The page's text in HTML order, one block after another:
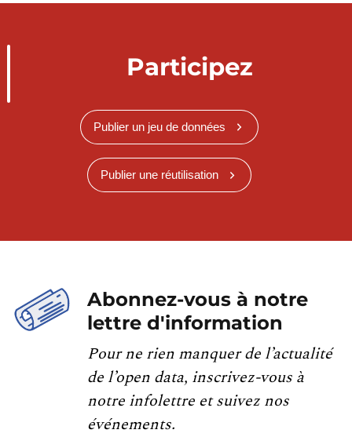
Participez
Publier un jeu de données
Publier une réutilisation
Abonnez-vous à notre
lettre d'information
Pour ne rien manquer de l’actualité
de l’open data, inscrivez-vous à
notre infolettre et suivez nos
événements.